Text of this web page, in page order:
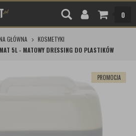
0
GŁÓWNA
KOSMETYKI
5L - MATOWY DRESSING DO PLASTIKÓW
PROMOCJA